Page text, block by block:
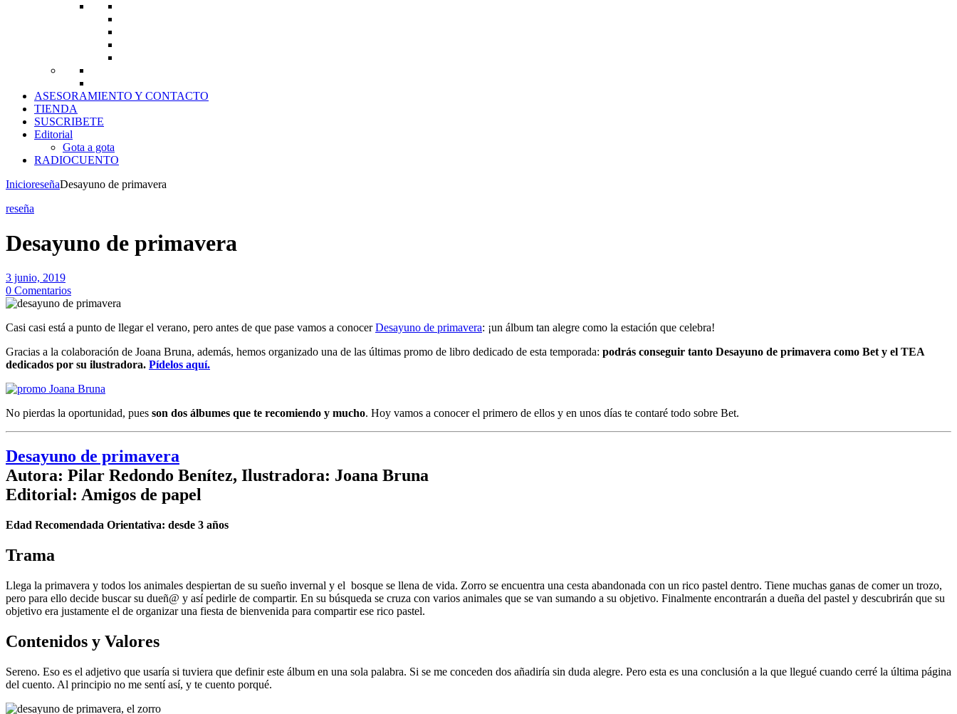
ASESORAMIENTO Y CONTACTO
TIENDA
SUSCRIBETE
Editorial
Gota a gota
RADIOCUENTO
InicioreseñaDesayuno de primavera
reseña
Desayuno de primavera
3 junio, 2019
0 Comentarios
Casi casi está a punto de llegar el verano, pero antes de que pase vamos a conocerDesayuno de primavera: ¡un álbum tan alegre como la estación que celebra!
Gracias a la colaboración de Joana Bruna, además, hemos organizado una de las últimas promo de libro dedicado de esta temporada: podrás conseguir tanto Desayuno de primavera como Bet y el TEA
dedicados por su ilustradora. Pídelos aquí.
No pierdas la oportunidad, pues son dos álbumes que te recomiendo y mucho. Hoy vamos a conocer el primero de ellos y en unos días te contaré todo sobre Bet.
Desayuno de primavera
Autora: Pilar Redondo Benítez, Ilustradora: Joana Bruna
Editorial: Amigos de papel
Edad Recomendada Orientativa: desde 3 años
Trama
Llega la primavera y todos los animales despiertan de su sueño invernal y el bosque se llena de vida. Zorro se encuentra una cesta abandonada con un rico pastel dentro. Tiene muchas ganas de comer un trozo,
pero para ello decide buscar su dueñ@ y así pedirle de compartir. En su búsqueda se cruza con varios animales que se van sumando a su objetivo. Finalmente encontrarán a dueña del pastel y descubrirán que su
objetivo era justamente el de organizar una fiesta de bienvenida para compartir ese rico pastel.
Contenidos y Valores
Sereno. Eso es el adjetivo que usaría si tuviera que definir este álbum en una sola palabra. Si se me conceden dos añadiría sin duda alegre. Pero esta es una conclusión a la que llegué cuando cerré la última página
del cuento. Al principio no me sentí así, y te cuento porqué.